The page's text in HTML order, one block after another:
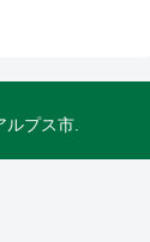
プス市.